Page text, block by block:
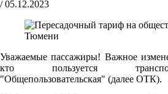
/ 05.12.2023
Уважаемые пассажиры! Важное
кто пользуется
"Общепользовательская" (далее ОТК).